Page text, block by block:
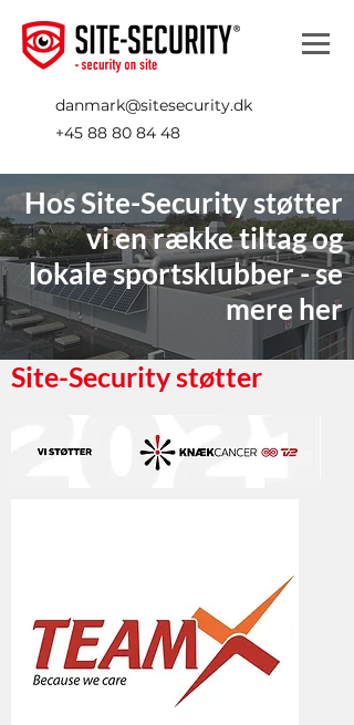
danmark@sitesecurity.dk
+45 88 80 84 48
Hos Site-Security støtter
vi en række tiltag og
lokale sportsklubber - se
mere her
Site-Security støtter